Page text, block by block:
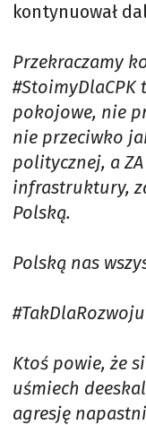
kontynuował
Przekraczamy
pokojowe, nie
nie przeciwko
politycznej, a
infrastruktury,
Polską.
Polską nas
#TakDlaRozwoju
Ktoś powie, że
uśmiech
agresję